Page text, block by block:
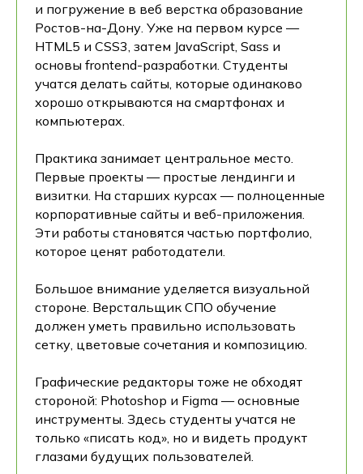
и погружение в веб верстка образование
Ростов-на-Дону. Уже на первом курсе —
HTML5 и CSS3, затем JavaScript, Sass и
основы frontend-разработки. Студенты
учатся делать сайты, которые одинаково
хорошо открываются на смартфонах и
компьютерах.
Практика занимает центральное место.
Первые проекты — простые лендинги и
визитки. На старших курсах — полноценные
корпоративные сайты и веб-приложения.
Эти работы становятся частью портфолио,
которое ценят работодатели.
Большое внимание уделяется визуальной
стороне. Верстальщик СПО обучение
должен уметь правильно использовать
сетку, цветовые сочетания и композицию.
Графические редакторы тоже не обходят
стороной: Photoshop и Figma — основные
инструменты. Здесь студенты учатся не
только «писать код», но и видеть продукт
глазами будущих пользователей.